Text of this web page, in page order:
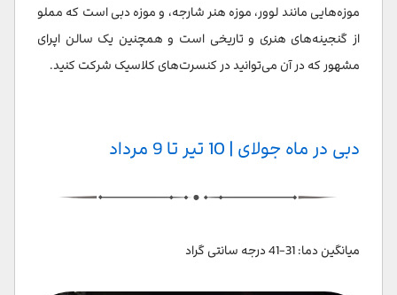
موزه‌هایی مانند لوور، موزه هنر شارجه، و موزه دبی است که مملو
از گنجینه‌های هنری و تاریخی است و همچنین یک سالن اپرای
مشهور که در آن می‌توانید در کنسرت‌های کلاسیک شرکت کنید.
دبی در ماه جولای | 10 تیر تا 9 مرداد
میانگین دما: 31-41 درجه سانتی گراد